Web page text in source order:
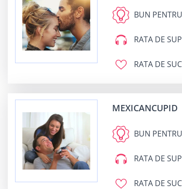
BUN PENTRU
RATA DE
RATA DE
MEXICANCUPID
BUN PENTRU
RATA DE
RATA DE